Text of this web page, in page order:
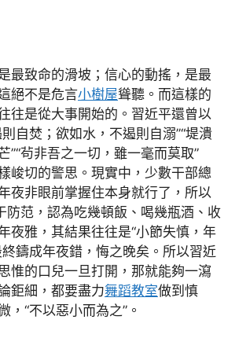
最致命的滑坡；信心的動搖，是最
絕不是危言小樹屋聳聽。而這樣的
往是從大事開始的。習近平還曾以
自焚；欲如水，不遏則自溺”“堤潰
”“茍非吾之一切，雖一毫而莫取”
峻切的警思。現實中，少數干部總
夜非眼前掌握住本身就行了，所以
防范，認為吃幾頓飯、喝幾瓶酒、收
夜雅，其結果往往是“小節失慎，年
鑄成年夜錯，悔之晚矣。所以習近
惟的口兒一旦打開，那就能夠一瀉
鉅細，都要盡力舞蹈教室做到慎
，“不以惡小而為之”。